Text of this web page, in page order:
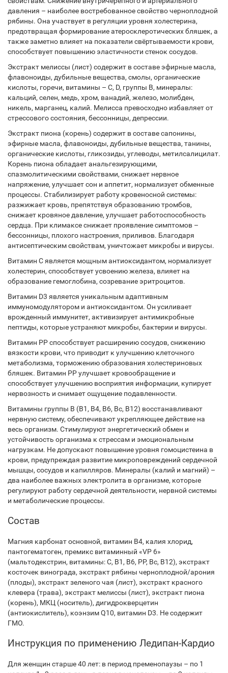
давления – наиболее востребованное свойство черноплодной
рябины. Она участвует в регуляции уровня холестерина,
предотвращая формирование атеросклеротических бляшек, а
также заметно влияет на показатели свёртываемости крови,
способствует повышению эластичности стенок сосудов.
Экстракт мелиссы (лист) содержит в составе эфирные масла,
флавоноиды, дубильные вещества, смолы, органические
кислоты, горечи, витамины – С, D, группы В, минералы:
кальций, селен, медь, хром, ванадий, железо, молибден,
никель, марганец, калий. Мелисса превосходно избавляет от
стрессового состояния, бессонницы, депрессии.
Экстракт пиона (корень) содержит в составе сапонины,
эфирные масла, флавоноиды, дубильные вещества, танины,
органические кислоты, гликозиды, углеводы, метилсалицилат.
Корень пиона обладает анальгезирующими,
спазмолитическими свойствами, снижает нервное
напряжение, улучшает сон и аппетит, нормализует обменные
процессы. Стабилизирует работу кровеносной системы:
разжижает кровь, препятствуя образованию тромбов,
снижает кровяное давление, улучшает работоспособность
сердца. При климаксе снижает проявление симптомов –
бессонницы, плохого настроения, приливов. Благодаря
антисептическим свойствам, уничтожает микробы и вирусы.
Витамин С является мощным антиоксидантом, нормализует
холестерин, способствует усвоению железа, влияет на
образование гемоглобина, созревание эритроцитов.
Витамин D3 является уникальным адаптивным
иммуномодулятором и антиоксидантом. Он усиливает
врожденный иммунитет, активизирует антимикробные
пептиды, которые устраняют микробы, бактерии и вирусы.
Витамин РР способствует расширению сосудов, снижению
вязкости крови, что приводит к улучшению клеточного
метаболизма, торможению образования холестериновых
бляшек. Витамин РР улучшает кровообращение и
способствует улучшению восприятия информации, купирует
нервозность и снимает ощущение подавленности.
Витамины группы В (В1, В4, В6, Вс, В12) восстанавливают
нервную систему, обеспечивают укрепляющее действие на
весь организм. Стимулируют энергетический обмен и
устойчивость организма к стрессам и эмоциональным
нагрузкам. Не допускают повышение уровня гомоцистеина в
крови, предупреждая развитие микроповреждений сердечной
мышцы, сосудов и капилляров. Минералы (калий и магний) –
два наиболее важных электролита в организме, которые
регулируют работу сердечной деятельности, нервной системы
и метаболические процессы.
Состав
Магния карбонат основной, витамин В4, калия хлорид,
пантогематоген, премикс витаминный «VР 6»
(мальтодекстрин, витамины: С, В1, В6, РР, Вс, В12), экстракт
косточек винограда, экстракт рябины черноплодной/арония
(плоды), экстракт зеленого чая (лист), экстракт красного
клевера (трава), экстракт мелиссы (лист), экстракт пиона
(корень), МКЦ (носитель), дигидрокверцетин
(антиокислитель), коэнзим Q10, витамин D3. Не содержит
ГМО.
Инструкция по применению Ледипан-Кардио
Для женщин старше 40 лет: в период пременопаузы – по 1